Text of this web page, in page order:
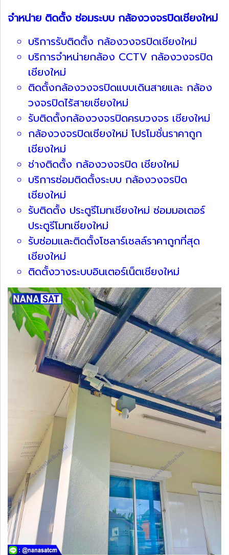
จำหน่าย ติดตั้ง ซ่อมระบบ กล้องวงจรปิดเชียงใหม่
บริการรับติดตั้ง กล้องวงจรปิดเชียงใหม่
บริการจำหน่ายกล้อง CCTV กล้องวงจรปิด
เชียงใหม่
ติดตั้งกล้องวงจรปิดแบบเดินสายและ กล้อง
วงจรปิดไร้สายเชียงใหม่
รับติดตั้งกล้องวงจรปิดครบวงจร เชียงใหม่
กล้องวงจรปิดเชียงใหม่ โปรโมชั่นราคาถูก
เชียงใหม่
ช่างติดตั้ง กล้องวงจรปิด เชียงใหม่
บริการซ่อมติดตั้งระบบ กล้องวงจรปิด
เชียงใหม่
รับติดตั้ง ประตูรีโมทเชียงใหม่ ซ่อมมอเตอร์
ประตูรีโมทเชียงใหม่
รับซ่อมและติดตั้งโซลาร์เซลล์ราคาถูกที่สุด
เชียงใหม่
ติดตั้งวางระบบอินเตอร์เน็ตเชียงใหม่